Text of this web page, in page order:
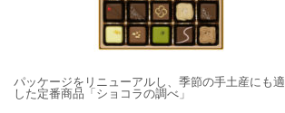
パッケージをリニューアルし、季節の手土産にも適
した定番商品「ショコラの調べ」